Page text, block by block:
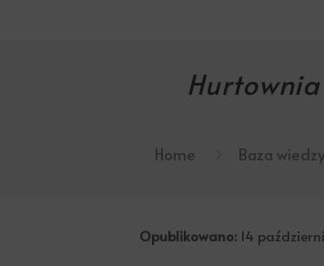
Home Baza wiedzy
Opublikowano:14